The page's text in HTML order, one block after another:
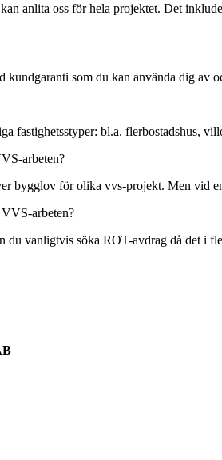
anlita oss för hela projektet. Det
som du kan använda dig av
fastighetsstyper: bl.a. flerbostadshus,
arbeten?
bygglov för olika vvs-projekt. Men vid
arbeten?
du vanligtvis söka ROT-avdrag då det i